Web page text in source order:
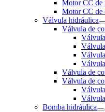
Motor CC de
Motor CC de
Válvula hidráulica
Válvula de
Válvula de
Válvula de
Bomba hidráulica